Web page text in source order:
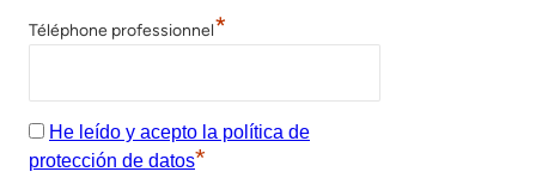
Téléphone professionnel*
He leído y acepto la política de
protección de datos*